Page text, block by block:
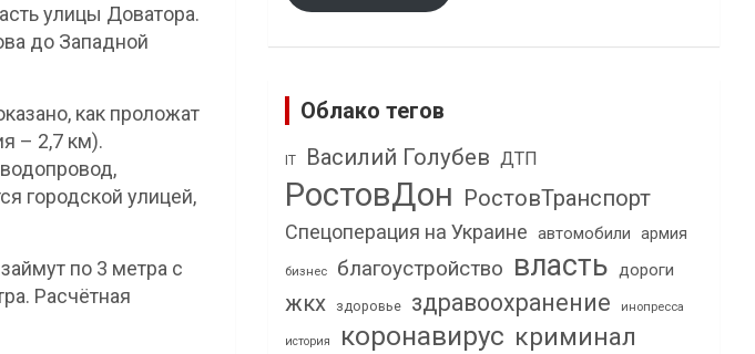
улицы Доватора.
до Западной
как проложат
– 2,7 км).
городской улицей,
по 3 метра с
Расчётная
Облако тегов
IT Василий Голубев ДТП
РостовДон РостовТранспорт
Спецоперация на Украине автомобили армия
бизнес благоустройство власть дороги
жкх здоровье здравоохранение инопресса
история коронавирус криминал